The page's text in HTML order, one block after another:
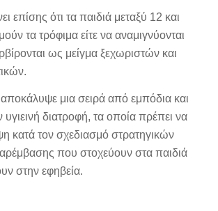
επίσης ότι τα παιδιά μεταξύ 12 και
τα τρόφιμα είτε να αναμιγνύονται
ως μείγμα ξεχωριστών και
μια σειρά από εμπόδια και
υγιεινή διατροφή, τα οποία πρέπει να
κατά τον σχεδιασμό στρατηγικών
που στοχεύουν στα παιδιά
στην εφηβεία.